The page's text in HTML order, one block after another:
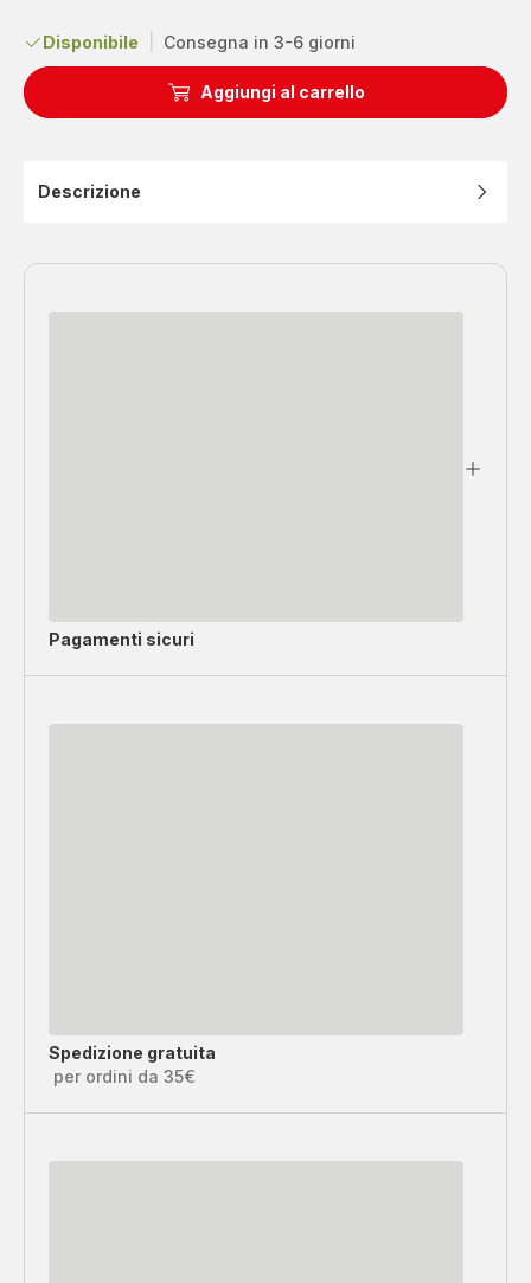
Disponibile Consegna in 3-6 giorni
Aggiungi al carrello
Descrizione
Pagamenti sicuri
Spedizione gratuita
per ordini da 35€